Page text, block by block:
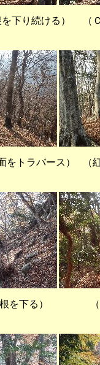
を下り続ける） （
面をトラバース）
下る） （旧遊